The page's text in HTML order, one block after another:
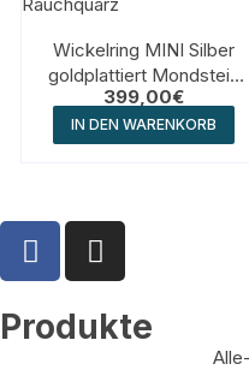
Wickelring MINI Silber
goldplattiert Mondstein
mit Rauchquarz
399,00€
IN DEN WARENKORB
Produkte